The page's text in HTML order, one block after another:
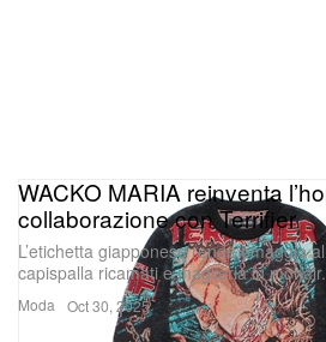
Moda
WACKO MARIA reinventa
collaborazione con Terrifier
L’etichetta giapponese rende omaggio
capispalla ricamati e maglieria in mohair.
Oct 30, 2025